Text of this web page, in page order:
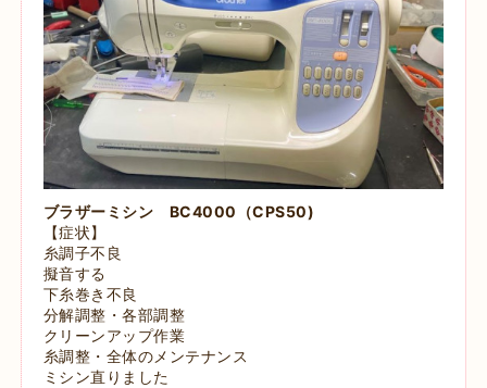
ブラザーミシン BC4000（CPS50)
【症状】
糸調子不良
擬音する
下糸巻き不良
分解調整・各部調整
クリーンアップ作業
糸調整・全体のメンテナンス
ミシン直りました